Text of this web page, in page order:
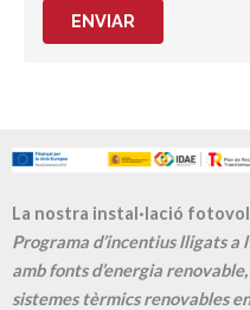
ENVIAR
La nostra instal·lació
Programa d’incentius lligats a
amb fonts d’energia
sistemes tèrmics renovables